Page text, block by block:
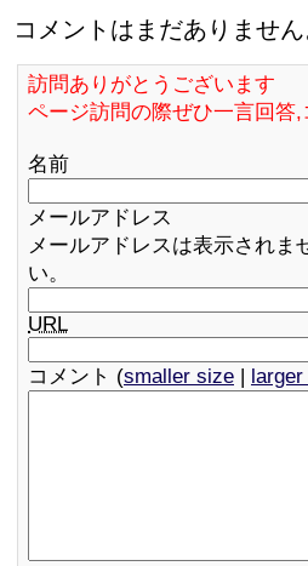
コメントはまだありません
訪問ありがとうございます
ページ訪問の際ぜひ一言回答
名前
メールアドレス
メールアドレスは表示されま
い。
URL
コメント (smaller size |